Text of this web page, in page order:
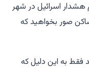
اسرائیل در شهر
از 100 هزار نفر ساکن صور بخواهید که
فقط به این دلیل که